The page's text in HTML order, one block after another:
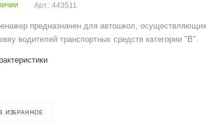
Арт.: 443511
предназначен для автошкол, осуществляющих
водителей транспортных средств категории "В".
В ИЗБРАННОЕ